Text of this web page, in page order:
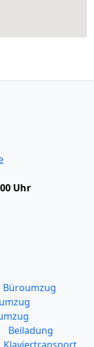
Uhr
Büroumzug
Beiladung